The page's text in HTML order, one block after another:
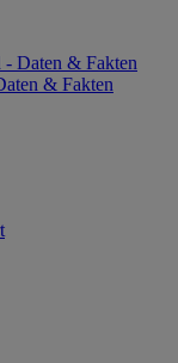
- Daten & Fakten
& Fakten